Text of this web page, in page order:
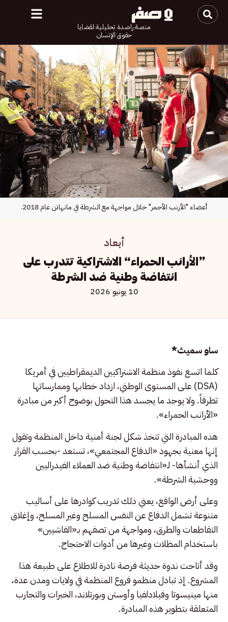
منصة راصدة تحليلية لقضايا
حقوق الإنسان
أبعاد
«الأرانب الحمراء» الاشتراكية تتدرب على
انتفاضة وطنية ضد الشرطة
10 يونيو 2026
أعضاء "الأرنب الأحمر" خلال مواجهة مع الشرطة في مانهاتن عام 2018.
ساو سميث*
كلما اتسع نفوذ منظمة الاشتراكيين الديمقراطيين في أمريكا
(DSA) على المستوى الوطني، ازداد خطابها وممارساتها
تطرفاً. ولا يوجد ما يجسد هذا التحول بوضوح أكبر من مبادرة
«الأرانب الحمراء».
هذه المبادرة التي تتخذ شكل لجنة أمنية داخل المنظمة وتقول
إنها معنية بجهود «الدفاع المجتمعي»، تستعد -بحسب القرار
الذي أنشأها- لـ«انتفاضة وطنية ضد العملاء الفيدراليين
ووحشية الشرطة».
وعلى أرض الواقع، يعني ذلك تدريب كوادرها على أساليب
متنوعة تشمل الدفاع عن النفس المسلح وغير المسلح، وإغلاق
التقاطعات والطرق، ومواجهة من تصفهم بـ«الفاشيين»
باستخدام المظلات وغيرها من أدوات الاحتجاج.
وقد أتاحت ندوة حديثة فرصة نادرة للاطلاع على طبيعة هذا
المشروع. إذ تبادل منظمو فروع المنظمة في ولايات ومدن عدة،
منها مينيسوتا وفيلادلفيا وأوستن وبورتلاند، الخبرات والتجارب
المتعلقة بتطوير هذه المبادرة.